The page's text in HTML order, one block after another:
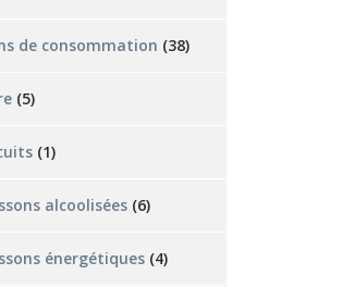
de consommation (38)
(5)
(1)
alcoolisées (6)
énergétiques (4)